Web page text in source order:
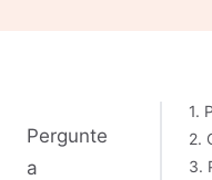
Pergunte
a
1.
2.
3.